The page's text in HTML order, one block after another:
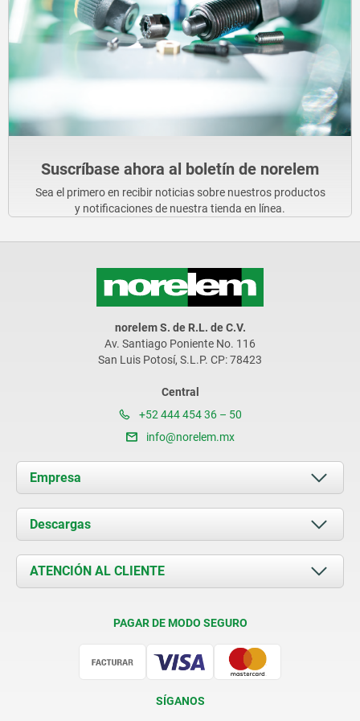
Suscríbase ahora al boletín de norelem
Sea el primero en recibir noticias sobre nuestros productos
y notificaciones de nuestra tienda en línea.
norelem S. de R.L. de C.V.
Av. Santiago Poniente No. 116
San Luis Potosí, S.L.P. CP: 78423
Central
+52 444 454 36 – 50
info@norelem.mx
Empresa
Acerca de nosotros
Novedades
Contacto
Descargas
Documents
ATENCIÓN AL CLIENTE
PAGAR DE MODO SEGURO
SÍGANOS